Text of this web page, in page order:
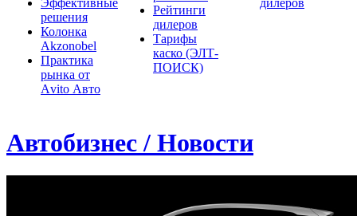
Эффективные
решения
Колонка
Akzonobel
Практика
рынка от
Аvito Авто
Рейтинги
дилеров
Тарифы
каско (ЭЛТ-
ПОИСК)
дилеров
Автобизнес / Новости